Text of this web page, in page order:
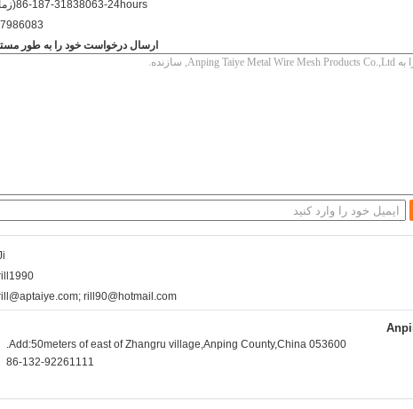
86-187-31838063-24hours(زمان کار)
ارسال درخواست خود را به طور
rill90@hotmail.com
Add:50meters of east of Zhangru village,Anping County,China 053600.
86-132-92261111